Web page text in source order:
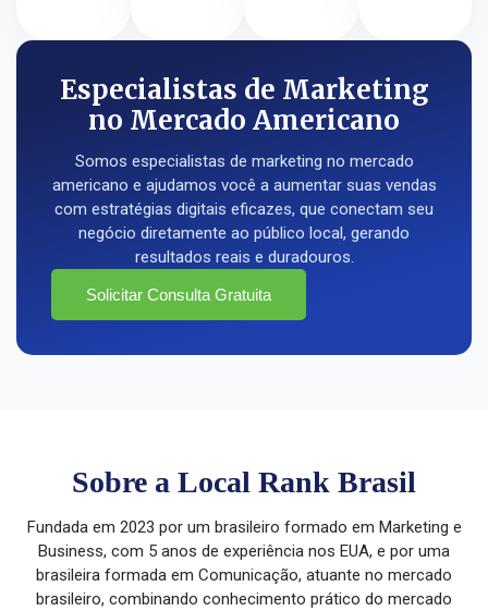
Especialistas de Marketing
no Mercado Americano
Somos especialistas de marketing no mercado
americano e ajudamos você a aumentar suas vendas
com estratégias digitais eficazes, que conectam seu
negócio diretamente ao público local, gerando
resultados reais e duradouros.
Solicitar Consulta Gratuita
Sobre a Local Rank Brasil
Fundada em 2023 por um brasileiro formado em Marketing e
Business, com 5 anos de experiência nos EUA, e por uma
brasileira formada em Comunicação, atuante no mercado
brasileiro, combinando conhecimento prático do mercado